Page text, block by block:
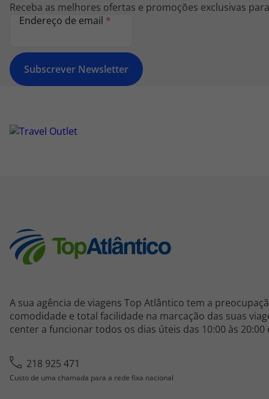
Receba as melhores ofertas e promoções exclusivas
Endereço de email *
Subscrever Newsletter
A sua agência de viagens Top Atlântico tem a
comodidade e total facilidade na marcação das suas
center a funcionar todos os dias úteis das 10:00 às 20:00
218 925 471
Custo de uma chamada para a rede fixa nacional